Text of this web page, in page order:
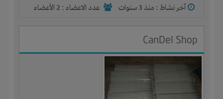
آخر نشاط : منذ 3 سنوات عدد الاعضاء : 2 الأعضاء
CanDel Shop